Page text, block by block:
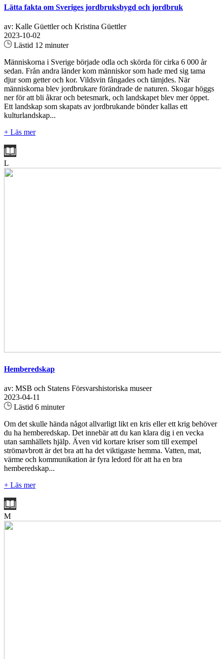
Lätta fakta om Sveriges jordbruksbygd och jordbruk
av: Kalle Güettler och Kristina Güettler
2023-10-02
Lästid 12 minuter
Människorna i Sverige började odla och skörda för cirka 6 000 år
sedan. Från andra länder kom människor som hade med sig tama
djur som getter och kor. Vildsvin fångades och tämjdes. När
människorna blev jordbrukare förändrade de naturen. Skogar höggs
ner för att bli åkrar och betesmark, och landskapet blev mer öppet.
Ett landskap som skapats av jordbrukande bönder kallas ett
kulturlandskap...
+ Läs mer
L
Hemberedskap
av: MSB och Statens Försvarshistoriska museer
2023-04-11
Lästid 6 minuter
Om det skulle hända något allvarligt likt en kris eller ett krig behöver
du ha hemberedskap. Det innebär att du kan klara dig i en vecka
utan samhällets hjälp. Även vid kortare kriser som till exempel
strömavbrott är det bra att ha det viktigaste hemma. Vatten, mat,
värme och kommunikation är fyra ledord för att ha en bra
hemberedskap...
+ Läs mer
M